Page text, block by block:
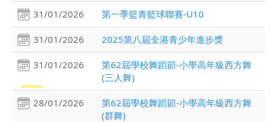
31/01/2026 第一季籃青籃球聯賽-U10
31/01/2026 2025第八屆全港青少年進步獎
31/01/2026
第62屆學校舞蹈節-小學高年級西方舞
(三人舞)
28/01/2026
第62屆學校舞蹈節-小學高年級西方舞
(群舞)